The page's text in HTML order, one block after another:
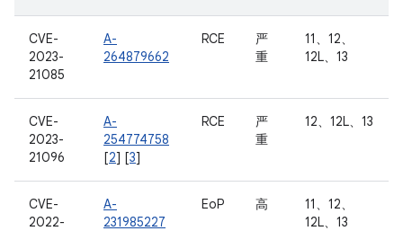
CVE-
2023-
21085
A-
264879662
RCE
严
重
11、12、
12L、13
CVE-
2023-
21096
A-
254774758
[2] [3]
RCE
严
重
12、12L、13
CVE-
2022-
A-
231985227
EoP 高
11、12、
12L、13